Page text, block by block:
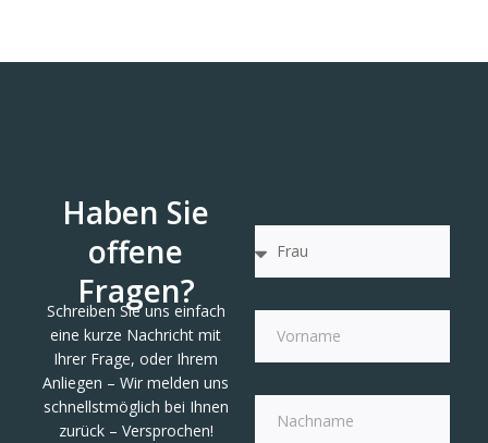
Haben Sie
offene
Fragen?
Schreiben Sie uns einfach
eine kurze Nachricht mit
Ihrer Frage, oder Ihrem
Anliegen – Wir melden uns
schnellstmöglich bei Ihnen
zurück – Versprochen!